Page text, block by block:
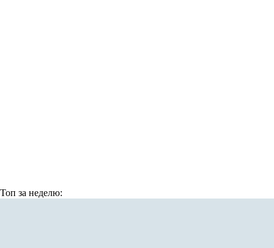
Топ за неделю: